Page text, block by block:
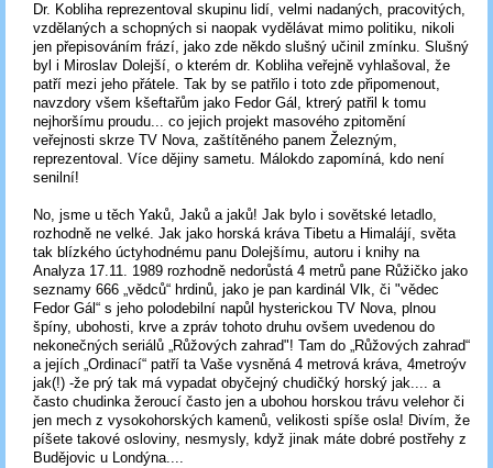
Dr. Kobliha reprezentoval skupinu lidí, velmi nadaných, pracovitých,
vzdělaných a schopných si naopak vydělávat mimo politiku, nikoli
jen přepisováním frází, jako zde někdo slušný učinil zmínku. Slušný
byl i Miroslav Dolejší, o kterém dr. Kobliha veřejně vyhlašoval, že
patří mezi jeho přátele. Tak by se patřilo i toto zde připomenout,
navzdory všem kšeftařům jako Fedor Gál, ktrerý patřil k tomu
nejhoršímu proudu... co jejich projekt masového zpitomění
veřejnosti skrze TV Nova, zaštítěného panem Železným,
reprezentoval. Více dějiny sametu. Málokdo zapomíná, kdo není
senilní!
No, jsme u těch Yaků, Jaků a jaků! Jak bylo i sovětské letadlo,
rozhodně ne velké. Jak jako horská kráva Tibetu a Himalájí, světa
tak blízkého úctyhodnému panu Dolejšímu, autoru i knihy na
Analyza 17.11. 1989 rozhodně nedorůstá 4 metrů pane Růžičko jako
seznamy 666 „vědců“ hrdinů, jako je pan kardinál Vlk, či "vědec
Fedor Gál“ s jeho polodebilní napůl hysterickou TV Nova, plnou
špíny, ubohosti, krve a zpráv tohoto druhu ovšem uvedenou do
nekonečných seriálů „Růžových zahrad"! Tam do „Růžových zahrad“
a jejích „Ordinací“ patří ta Vaše vysněná 4 metrová kráva, 4metroýv
jak(!) -že prý tak má vypadat obyčejný chudičký horský jak.... a
často chudinka žeroucí často jen a ubohou horskou trávu velehor či
jen mech z vysokohorských kamenů, velikosti spíše osla! Divím, že
píšete takové osloviny, nesmysly, když jinak máte dobré postřehy z
Budějovic u Londýna....